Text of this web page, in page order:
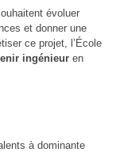
évoluer
et donner une
ce projet, l’École
ingénieur en
à dominante